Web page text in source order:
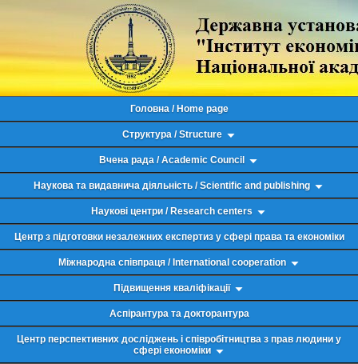
Головна / Home page
Структура / Structure
Вчена рада / Academic Council
Наукова та видавнича діяльність / Scientific and publishing
Наукові центри / Research centers
Центр з підготовки незалежних експертиз у сфері права та економіки
Міжнародна співпраця / International cooperation
Підвищення кваліфікації
Аспірантура та докторантура
Центр перспективних досліджень і співробітництва з прав людини у
сфері економіки